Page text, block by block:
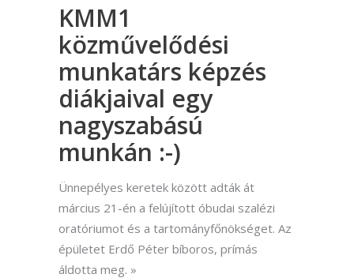
KMM1
közművelődési
munkatárs képzés
diákjaival egy
nagyszabású
munkán :-)
Ünnepélyes keretek között adták át
március 21-én a felújított óbudai szalézi
oratóriumot és a tartományfőnökséget. Az
épületet Erdő Péter bíboros, prímás
áldotta meg.